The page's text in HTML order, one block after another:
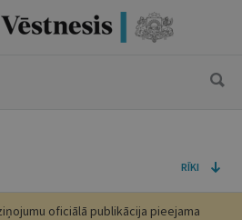
RĪKI
oficiālā publikācija pieejama